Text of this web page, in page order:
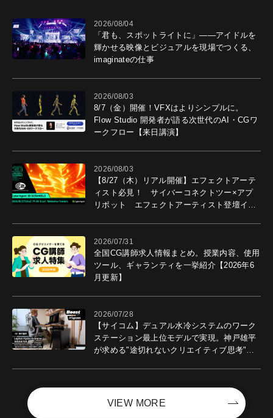
2026/08/04
「君も、スポットライトに」――アイドルを
輝かせる映像とビジュアルを現場でつくる、
imaginateの仕事
2026/08/03
8/7（金）開催！VFXはよりシンプルに。
Flow Studio 開発者が語る次世代のAI・CGワ
ークフロー【来日講演】
2026/08/03
【8/27（木）リアル開催】エフェクトアーテ
ィスト必見！ サイバーコネクトツー×アプ
リボット エフェクトアーティスト登壇イベ
2026/07/31
全国CG講師求人情報まとめ。授業内容、使用
ツール、ギャランティを一挙紹介【2026年6
月更新】
2026/07/28
【サイコム】デュアル水冷システムのワーク
ステーション最上位モデルで実現。神戸雄平
が求める"途切れないクリエイティブ思考"｜
VIEW MORE